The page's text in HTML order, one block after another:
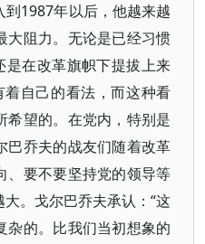
1987年以后，他越来越
大阻力。无论是已经习惯
是在改革旗帜下提拔上来
着自己的看法，而这种看
希望的。在党内，特别是
巴乔夫的战友们随着改革
、要不要坚持党的领导等
。戈尔巴乔夫承认：“这
杂的。比我们当初想象的